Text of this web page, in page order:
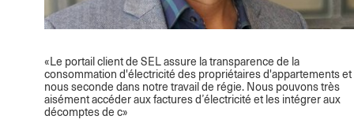
«Le portail client de SEL assure la transparence de la
consommation d'électricité des propriétaires d'appartements et
nous seconde dans notre travail de régie. Nous pouvons très
aisément accéder aux factures d’électricité et les intégrer aux
décomptes de c»